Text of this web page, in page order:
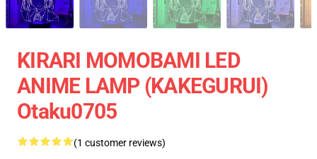
KIRARI MOMOBAMI LED
ANIME LAMP (KAKEGURUI)
Otaku0705
(1 customer reviews)